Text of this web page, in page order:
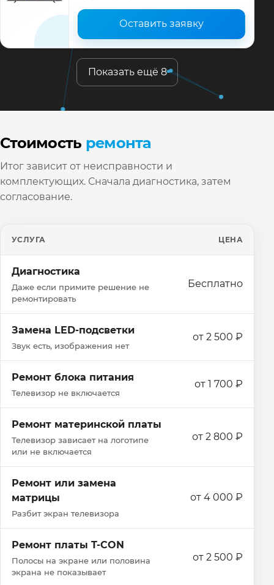
Оставить заявку
Показать ещё 8
Стоимость ремонта
Итог зависит от неисправности и
комплектующих. Сначала диагностика, затем
согласование.
УСЛУГА ЦЕНА
Диагностика
Даже если примите решение не
ремонтировать
Бесплатно
Замена LED-подсветки
Звук есть, изображения нет
от 2 500 ₽
Ремонт блока питания
Телевизор не включается
от 1 700 ₽
Ремонт материнской платы
Телевизор зависает на логотипе
или не включается
от 2 800 ₽
Ремонт или замена
матрицы
Разбит экран телевизора
от 4 000 ₽
Ремонт платы T-CON
Полосы на экране или половина
экрана не показывает
от 2 500 ₽